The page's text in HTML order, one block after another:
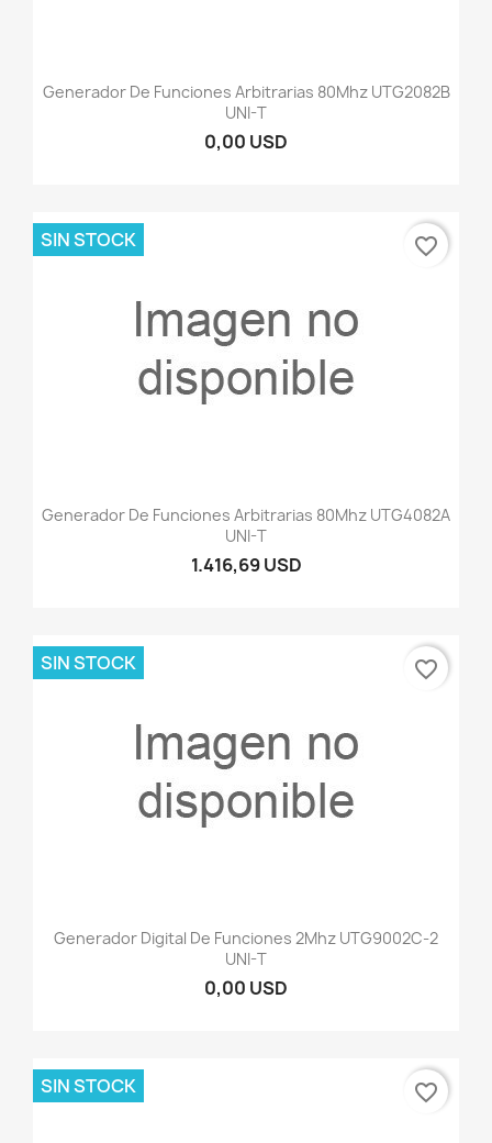
Generador De Funciones Arbitrarias 80Mhz UTG2082B
UNI-T
0,00 USD
Generador De Funciones Arbitrarias 80Mhz UTG4082A
UNI-T
1.416,69 USD
SIN STOCK favorite_border
Generador Digital De Funciones 2Mhz UTG9002C-2
UNI-T
0,00 USD
SIN STOCK favorite_border
SIN STOCK favorite_border